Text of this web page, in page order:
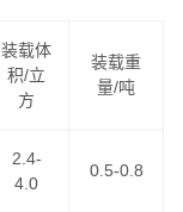
专线服务，公路汽
仁物流专线运输
心放心的江门至
装载体
积/立
方
装载重
量/吨
2.4-
4.0
0.5-0.8